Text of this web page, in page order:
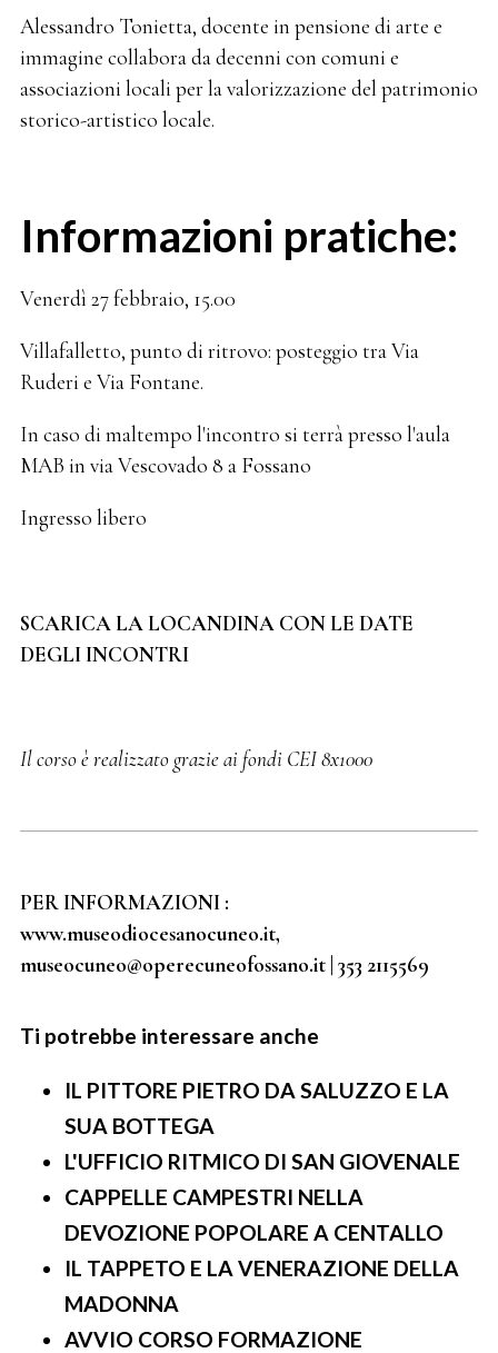
Alessandro Tonietta, docente in pensione di arte e
immagine collabora da decenni con comuni e
associazioni locali per la valorizzazione del patrimonio
storico-artistico locale.
Informazioni pratiche:
Venerdì 27 febbraio, 15.00
Villafalletto, punto di ritrovo: posteggio tra Via
Ruderi e Via Fontane.
In caso di maltempo l'incontro si terrà presso l'aula
MAB in via Vescovado 8 a Fossano
Ingresso libero
SCARICA LA LOCANDINA CON LE DATE
DEGLI INCONTRI
Il corso è realizzato grazie ai fondi CEI 8x1000
PER INFORMAZIONI :
www.museodiocesanocuneo.it,
museocuneo@operecuneofossano.it | 353 2115569
Ti potrebbe interessare anche
IL PITTORE PIETRO DA SALUZZO E LA
SUA BOTTEGA
L'UFFICIO RITMICO DI SAN GIOVENALE
CAPPELLE CAMPESTRI NELLA
DEVOZIONE POPOLARE A CENTALLO
IL TAPPETO E LA VENERAZIONE DELLA
MADONNA
AVVIO CORSO FORMAZIONE